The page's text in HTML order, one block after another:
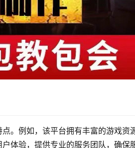
。例如，该平台拥有丰富的游戏资源
体验，提供专业的服务团队，确保